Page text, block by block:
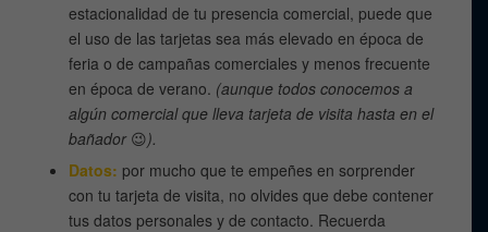
estacionalidad de tu presencia comercial, puede que
el uso de las tarjetas sea más elevado en época de
feria o de campañas comerciales y menos frecuente
en época de verano. (aunque todos conocemos a
algún comercial que lleva tarjeta de visita hasta en el
bañador 😉).
Datos: por mucho que te empeñes en sorprender
con tu tarjeta de visita, no olvides que debe contener
tus datos personales y de contacto. Recuerda